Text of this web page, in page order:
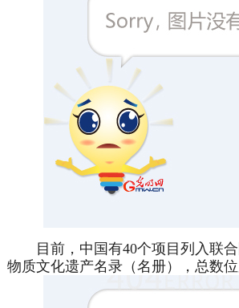
目前，中国有40个项目列入联合
物质文化遗产名录（名册），总数位